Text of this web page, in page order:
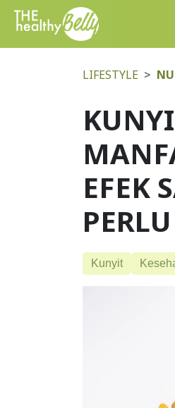
LIFESTYLE
EFEK
Kunyit